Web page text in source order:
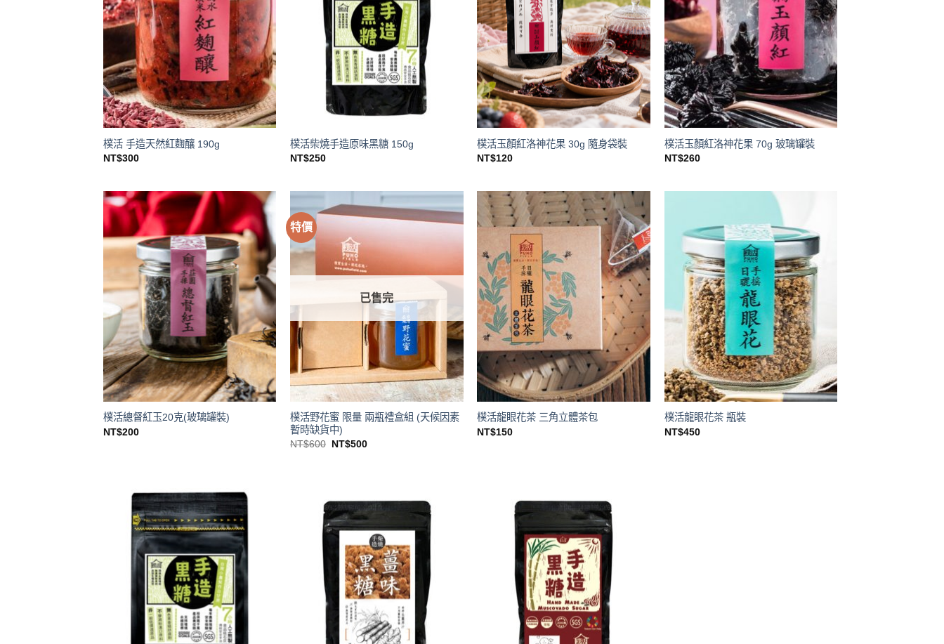
樸活 手造天然紅麴釀 190g
NT$300
樸活柴燒手造原味黑糖 150g
NT$250
樸活玉顏紅洛神花果 30g 隨身袋裝
NT$120
樸活玉顏紅洛神花果 70g 玻璃罐裝
NT$260
樸活總督紅玉20克(玻璃罐裝)
NT$200
特價
已售完
樸活野花蜜 限量 兩瓶禮盒組 (天候因素
暫時缺貨中)
NT$600 原
NT$500目
樸活龍眼花茶 三角立體茶包
NT$150
樸活龍眼花茶 瓶裝
NT$450